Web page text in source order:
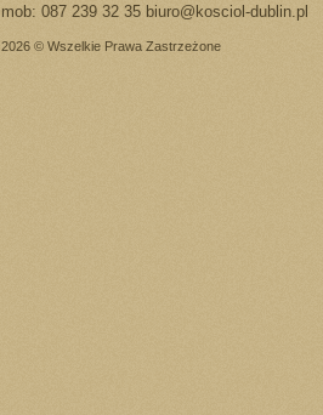
mob: 087 239 32 35 biuro@kosciol-dublin.pl
2026 © Wszelkie Prawa Zastrzeżone